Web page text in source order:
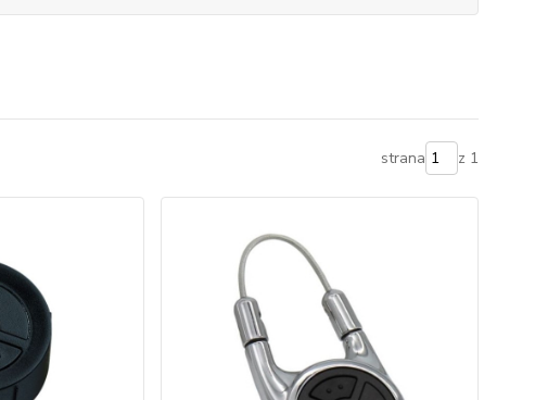
strana z 1